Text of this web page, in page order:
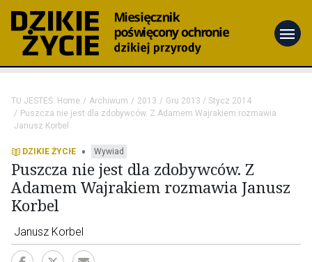
menu
TU JESTEŚ: Home Archiwum 2013
Gru 2013 / Stycz 2014
Puszcza nie jest dla zdobywców. Z Adamem Wajrakiem rozmawia
Janusz Korbel
DZIKIE ŻYCIE • Wywiad
Puszcza nie jest dla zdobywców. Z
Adamem Wajrakiem rozmawia Janusz
Korbel
Janusz Korbel